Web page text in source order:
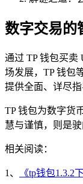
数字交易的
通过 TP 钱包买
场发展，TP 钱包
提供全面、详尽
TP 钱包为数字货
慧与谨慎，则是
相关阅读：
1、 《tp钱包1.3.2